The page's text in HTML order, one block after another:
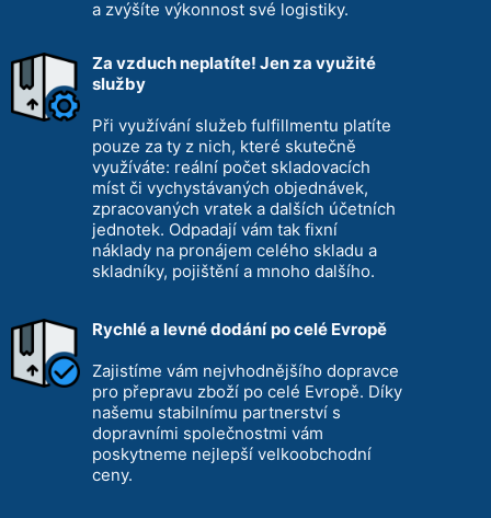
a zvýšíte výkonnost své logistiky.
Za vzduch neplatíte! Jen za využité
služby
Při využívání služeb fulfillmentu platíte
pouze za ty z nich, které skutečně
využíváte: reální počet skladovacích
míst či vychystávaných objednávek,
zpracovaných vratek a dalších účetních
jednotek. Odpadají vám tak fixní
náklady na pronájem celého skladu a
skladníky, pojištění a mnoho dalšího.
Rychlé a levné dodání po celé Evropě
Zajistíme vám nejvhodnějšího dopravce
pro přepravu zboží po celé Evropě. Díky
našemu stabilnímu partnerství s
dopravními společnostmi vám
poskytneme nejlepší velkoobchodní
ceny.